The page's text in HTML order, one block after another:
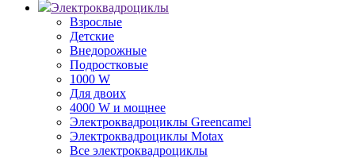
Электроквадроциклы
Взрослые
Детские
Внедорожные
Подростковые
1000 W
Для двоих
4000 W и мощнее
Электроквадроциклы Greencamel
Электроквадроциклы Motax
Все электроквадроциклы